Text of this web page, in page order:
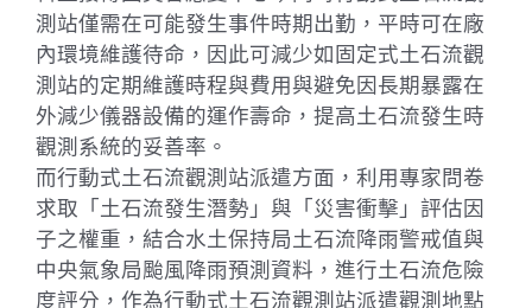
測站僅需在可能發生事件時期出勤，平時可在廠
內環境維護待命，因此可減少如固定式土石流觀
測站的定期維護時程與費用與避免因長期暴露在
外減少儀器設備的運作壽命，提高土石流發生時
觀測系統的妥善率。
而行動式土石流觀測站派遣方面，利用專家問卷
求取「土石流發生潛勢」與「災害衝擊」評估因
子之權重，結合水土保持局土石流降雨警戒值與
中央氣象局颱風降雨預測資料，進行土石流危險
度評分，作為行動式土石流觀測站派遣觀測地點